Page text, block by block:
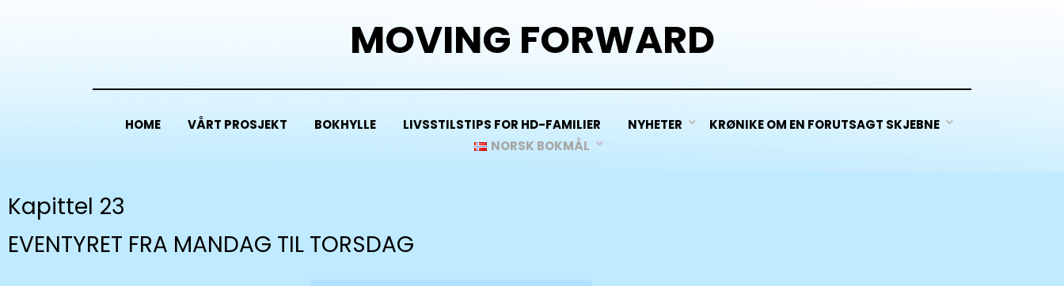
MOVING FORWARD
HOME VÅRT PROSJEKT BOKHYLLE LIVSSTILSTIPS FOR HD-FAMILIER NYHETER
KRØNIKE OM EN FORUTSAGT SKJEBNE
NORSK BOKMÅL
Kapittel 23
EVENTYRET FRA MANDAG TIL TORSDAG